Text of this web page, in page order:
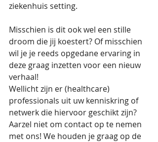
ziekenhuis setting.
Misschien is dit ook wel een stille
droom die jij koestert? Of misschien
wil je je reeds opgedane ervaring in
deze graag inzetten voor een nieuw
verhaal!
Wellicht zijn er (healthcare)
professionals uit uw kenniskring of
netwerk die hiervoor geschikt zijn?
Aarzel niet om contact op te nemen
met ons! We houden je graag op de